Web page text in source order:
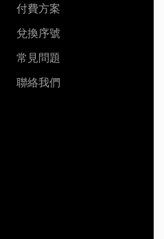
付費方案
兌換序號
常見問題
聯絡我們